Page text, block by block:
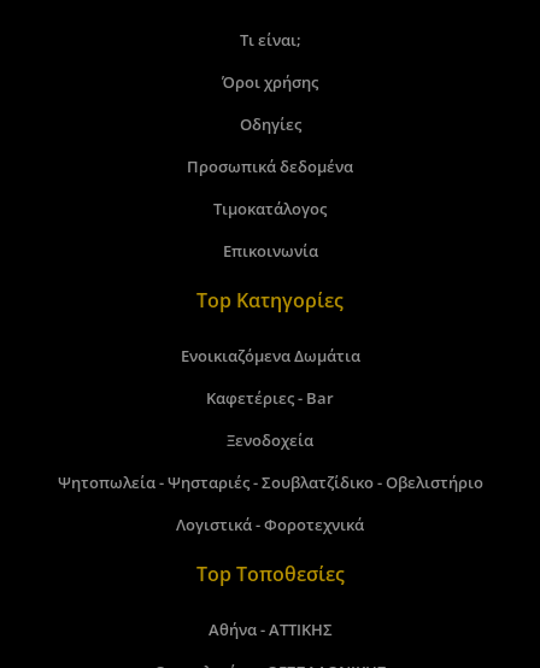
Τι είναι;
Όροι χρήσης
Οδηγίες
Προσωπικά δεδομένα
Τιμοκατάλογος
Επικοινωνία
Top Κατηγορίες
Ενοικιαζόμενα Δωμάτια
Καφετέριες - Bar
Ξενοδοχεία
Ψητοπωλεία - Ψησταριές - Σουβλατζίδικο - Οβελιστήριο
Λογιστικά - Φοροτεχνικά
Top Τοποθεσίες
Αθήνα - ΑΤΤΙΚΗΣ